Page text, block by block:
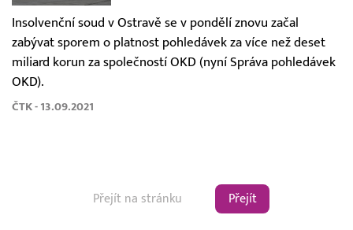
Insolvenční soud v Ostravě se v pondělí znovu začal
zabývat sporem o platnost pohledávek za více než deset
miliard korun za společností OKD (nyní Správa pohledávek
OKD).
ČTK - 13.09.2021
Přejít